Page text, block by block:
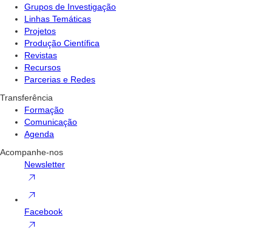
Grupos de Investigação
Linhas Temáticas
Projetos
Produção Científica
Revistas
Recursos
Parcerias e Redes
Transferência
Formação
Comunicação
Agenda
Acompanhe-nos
Newsletter
Facebook